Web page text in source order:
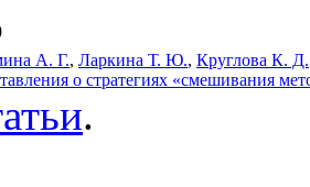
А. Г., Ларкина Т. Ю., Круглова К. Д.
о стратегиях «смешивания
.